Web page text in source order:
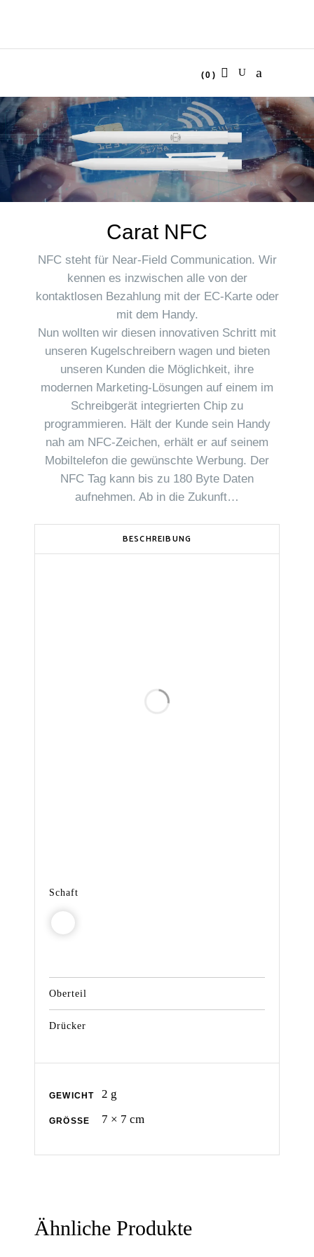
(0)
No products in the cart.
Carat NFC
NFC steht für Near-Field Communication. Wir
kennen es inzwischen alle von der
kontaktlosen Bezahlung mit der EC-Karte oder
mit dem Handy.
Nun wollten wir diesen innovativen Schritt mit
unseren Kugelschreibern wagen und bieten
unseren Kunden die Möglichkeit, ihre
modernen Marketing-Lösungen auf einem im
Schreibgerät integrierten Chip zu
programmieren. Hält der Kunde sein Handy
nah am NFC-Zeichen, erhält er auf seinem
Mobiltelefon die gewünschte Werbung. Der
NFC Tag kann bis zu 180 Byte Daten
aufnehmen. Ab in die Zukunft…
BESCHREIBUNG
Schaft
Oberteil
Drücker
GEWICHT 2 g
GRÖSSE 7 × 7 cm
Ähnliche Produkte